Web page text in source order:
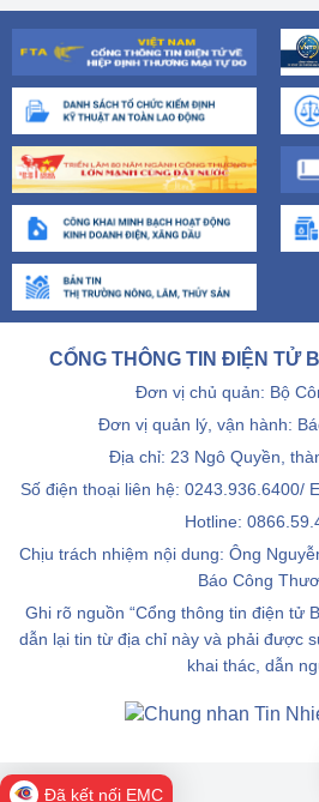
CỔNG THÔNG TIN ĐIỆN TỬ
Đơn vị chủ quản: Bộ
Đơn vị quản lý, vận hành:
Địa chỉ: 23 Ngô Quyền,
Số điện thoại liên hệ: 0243.936.6400/
Hotline:
Chịu trách nhiệm nội dung: Ông
Báo Công
Ghi rõ nguồn “Cổng thông tin điện tử
dẫn lại tin từ địa chỉ này và phải được
khai thác, dẫn
Đã kết nối EMC